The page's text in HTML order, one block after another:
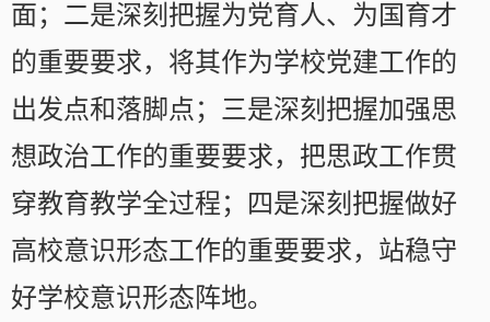
面；二是深刻把握为党育人、为国育才
的重要要求，将其作为学校党建工作的
出发点和落脚点；三是深刻把握加强思
想政治工作的重要要求，把思政工作贯
穿教育教学全过程；四是深刻把握做好
高校意识形态工作的重要要求，站稳守
好学校意识形态阵地。